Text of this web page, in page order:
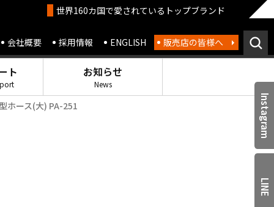
世界160カ国で愛されているトップブランド
会社概要 採用情報 ENGLISH 販売店の皆様へ
ト お知らせ
News
ホース(大) PA-251 Instagram
LINE